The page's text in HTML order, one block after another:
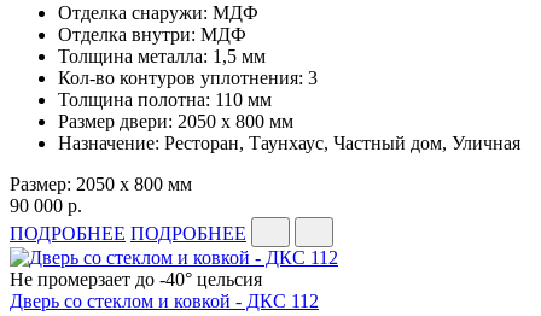
Отделка снаружи: МДФ
Отделка внутри: МДФ
Толщина металла: 1,5 мм
Кол-во контуров уплотнения: 3
Толщина полотна: 110 мм
Размер двери: 2050 x 800 мм
Назначение: Ресторан, Таунхаус, Частный дом, Уличная
Размер: 2050 x 800 мм
90 000 р.
ПОДРОБНЕЕ ПОДРОБНЕЕ
Не промерзает до -40° цельсия
Дверь со стеклом и ковкой - ДКС 112